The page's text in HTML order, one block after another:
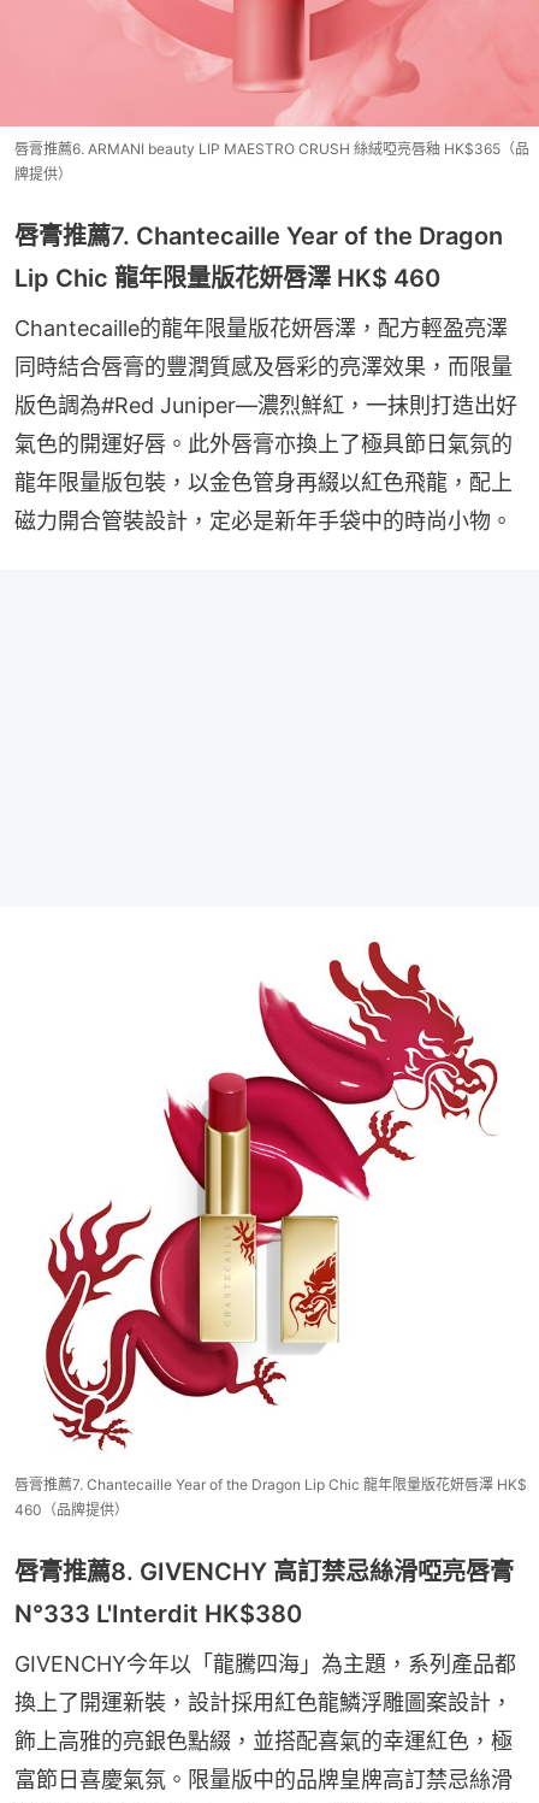
唇膏推薦6. ARMANI beauty LIP MAESTRO CRUSH 絲絨啞亮唇釉 HK$365（品
牌提供）
唇膏推薦7. Chantecaille Year of the Dragon
Lip Chic 龍年限量版花妍唇澤 HK$ 460
Chantecaille的龍年限量版花妍唇澤，配方輕盈亮澤
同時結合唇膏的豐潤質感及唇彩的亮澤效果，而限量
版色調為#Red Juniper—濃烈鮮紅，一抹則打造出好
氣色的開運好唇。此外唇膏亦換上了極具節日氣氛的
龍年限量版包裝，以金色管身再綴以紅色飛龍，配上
磁力開合管裝設計，定必是新年手袋中的時尚小物。
唇膏推薦7. Chantecaille Year of the Dragon Lip Chic 龍年限量版花妍唇澤 HK$
460（品牌提供）
唇膏推薦8. GIVENCHY 高訂禁忌絲滑啞亮唇膏
N°333 L'Interdit HK$380
GIVENCHY今年以「龍騰四海」為主題，系列產品都
換上了開運新裝，設計採用紅色龍鱗浮雕圖案設計，
飾上高雅的亮銀色點綴，並搭配喜氣的幸運紅色，極
富節日喜慶氣氛。限量版中的品牌皇牌高訂禁忌絲滑